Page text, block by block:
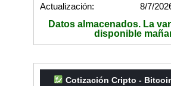
Actualización:
8/7/
Datos almacenados. La
disponible
Cotización Cripto -